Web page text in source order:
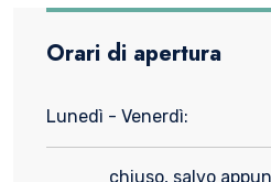
Orari di apertura
Lunedì - Venerdì:
chiuso, salvo